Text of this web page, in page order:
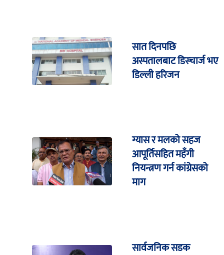
सात दिनपछि
अस्पतालबाट डिस्चार्ज भए
डिल्ली हरिजन
ग्यास र मलको सहज
आपूर्तिसहित महँगी
नियन्त्रण गर्न कांग्रेसको
माग
सार्वजनिक सडक